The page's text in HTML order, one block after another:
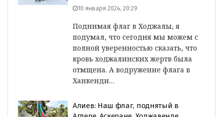
10 января 2024, 20:29
Поднимая флаг в Ходжалы, я
подумал, что сегодня мы можем с
полной уверенностью сказать, что
кровь ходжалинских жертв была
отмщена. А водружение флага в
Ханкенди…
Алиев: Наш флаг, поднятый в